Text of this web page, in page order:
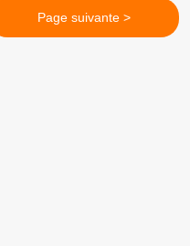
Page suivante >